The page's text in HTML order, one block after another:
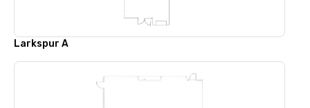
Larkspur A